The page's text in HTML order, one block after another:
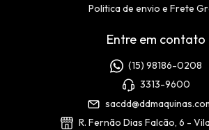
Politica de envio e Frete
Entre em contato
(15) 98186-0208
3313-9600
R. Fernão Dias Falcão, 6 -